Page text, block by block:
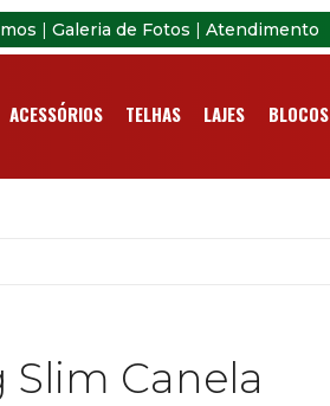
| Galeria de Fotos | Atendimento
ACESSÓRIOS TELHAS LAJES BLOCOS
Slim Canela